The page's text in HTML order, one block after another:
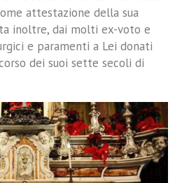
attestazione della sua
inoltre, dai molti ex-voto e
e paramenti a Lei donati
dei suoi sette secoli di